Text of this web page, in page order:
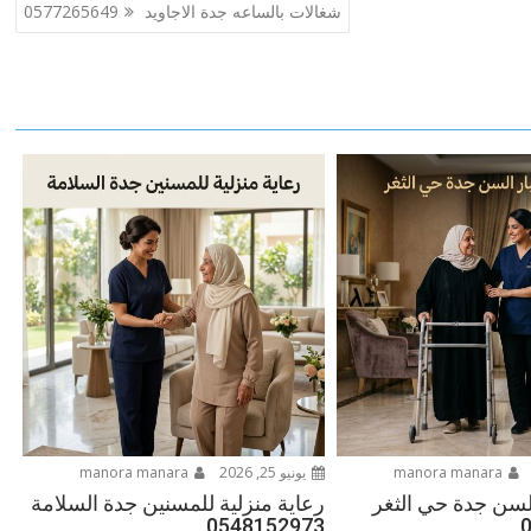
شغالات بالساعه جدة الاجاويد 0577265649
جدة حي الثغر
يونيو 25, 2026
رعاية منزلية للمسنين جدة السلامة
0548152973